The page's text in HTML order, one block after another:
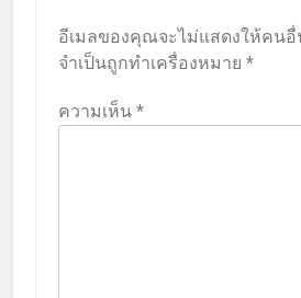
อีเมลของคุณจะไม่แสดงให้คนอื่
จำเป็นถูกทำเครื่องหมาย *
ความเห็น *